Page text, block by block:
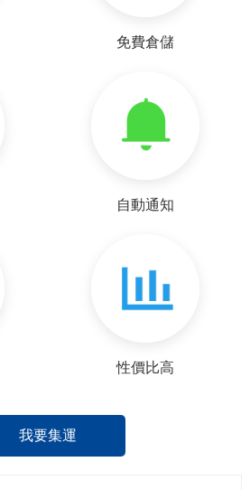
免費倉儲
自動通知
性價比高
我要集運
姊姊好貼心，放心買，我好了。